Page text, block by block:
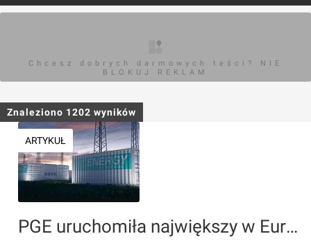
Chcesz dobrych darmowych teści? NIE
BLOKUJ REKLAM
Znaleziono 1202 wyników
ARTYKUŁ
PGE uruchomiła największy w Europie przetarg na realizację rozproszonych magazynów energii elektrycznej